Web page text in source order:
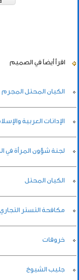
اقرأ أيضاً في الصميم
الكيان المحتل المجرم
الإدانات العربية
لجنة شؤون المرأة في
الكيان المحتل
مكافحة التستر التجاري
خروقات
جليب الشيوخ